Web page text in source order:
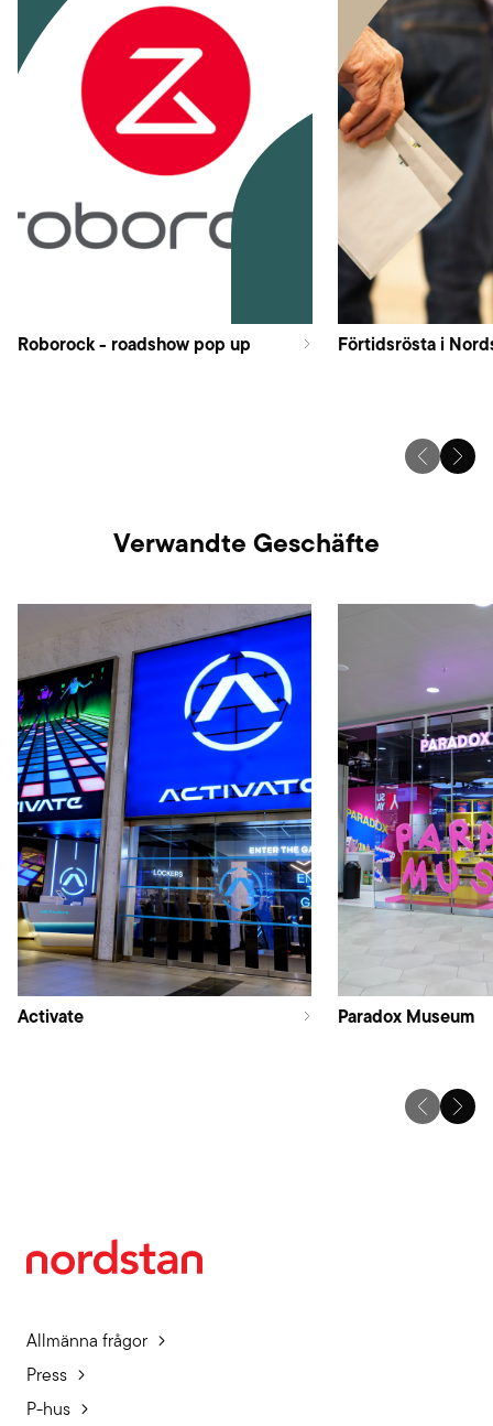
Roborock - roadshow pop up Förtidsrösta i
Verwandte Geschäfte
Activate Paradox Museum
Allmänna frågor
Press
P-hus